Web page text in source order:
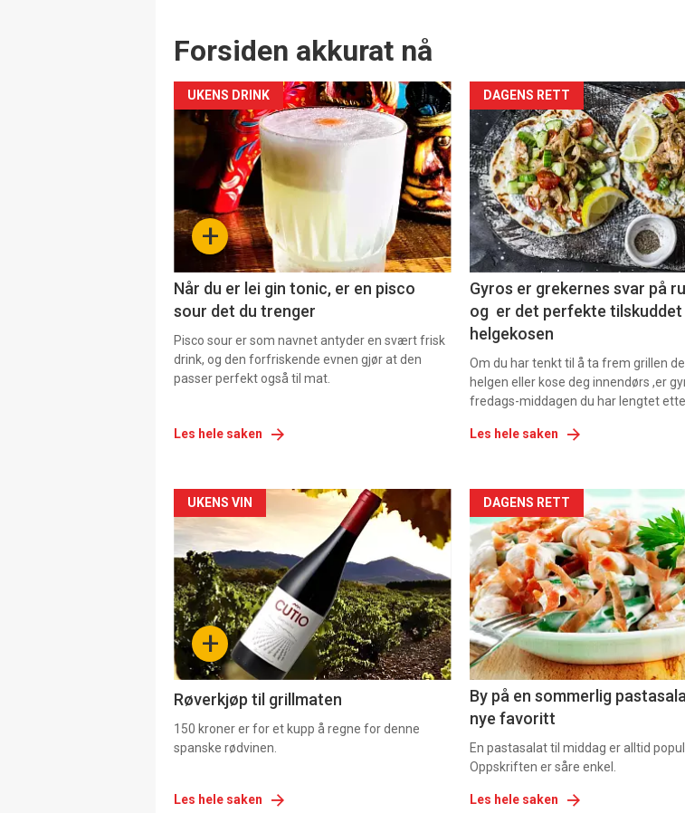
Forsiden akkurat nå
+
UKENS DRINK
Når du er lei gin tonic, er en pisco
sour det du trenger
Pisco sour er som navnet antyder en svært frisk
drink, og den forfriskende evnen gjør at den
passer perfekt også til mat.
Les hele saken
Forsiden
akkurat
nå
-
2
DAGENS RETT
Gyros er grekernes svar på
og er det perfekte tilskuddet
helgekosen
Om du har tenkt til å ta frem grillen
helgen eller kose deg innendørs ,er
fredags-middagen du har lengtet
Les hele saken
Forsiden
akkurat
nå
-
4 +
UKENS VIN
Røverkjøp til grillmaten
150 kroner er for et kupp å regne for denne
spanske rødvinen.
Les hele saken
Forsiden
akkurat
nå
-
5
DAGENS RETT
By på en sommerlig
nye favoritt
En pastasalat til middag er alltid
Oppskriften er såre enkel.
Les hele saken